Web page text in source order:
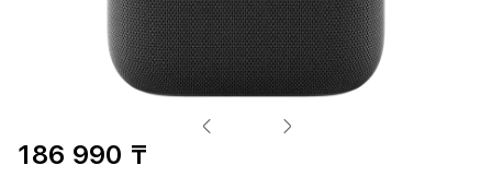
186 990 ₸